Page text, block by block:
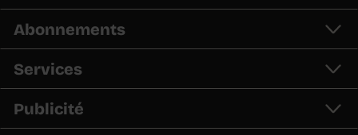
Abonnements
Services
Publicité